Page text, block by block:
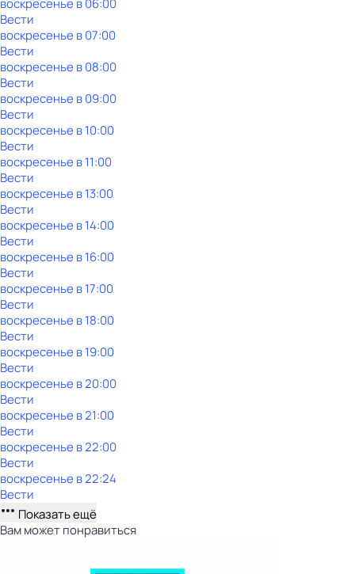
воскресенье в06:00
Вести
воскресенье в07:00
Вести
воскресенье в08:00
Вести
воскресенье в09:00
Вести
воскресенье в10:00
Вести
воскресенье в11:00
Вести
воскресенье в13:00
Вести
воскресенье в14:00
Вести
воскресенье в16:00
Вести
воскресенье в17:00
Вести
воскресенье в18:00
Вести
воскресенье в19:00
Вести
воскресенье в20:00
Вести
воскресенье в21:00
Вести
воскресенье в22:00
Вести
воскресенье в22:24
Вести
Показать ещё
Вам может понравиться